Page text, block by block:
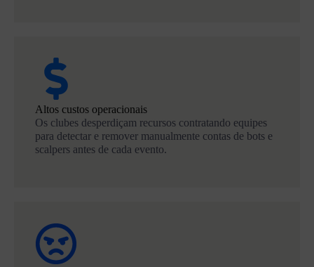
Altos custos operacionais
Os clubes desperdiçam recursos contratando equipes
para detectar e remover manualmente contas de bots e
scalpers antes de cada evento.